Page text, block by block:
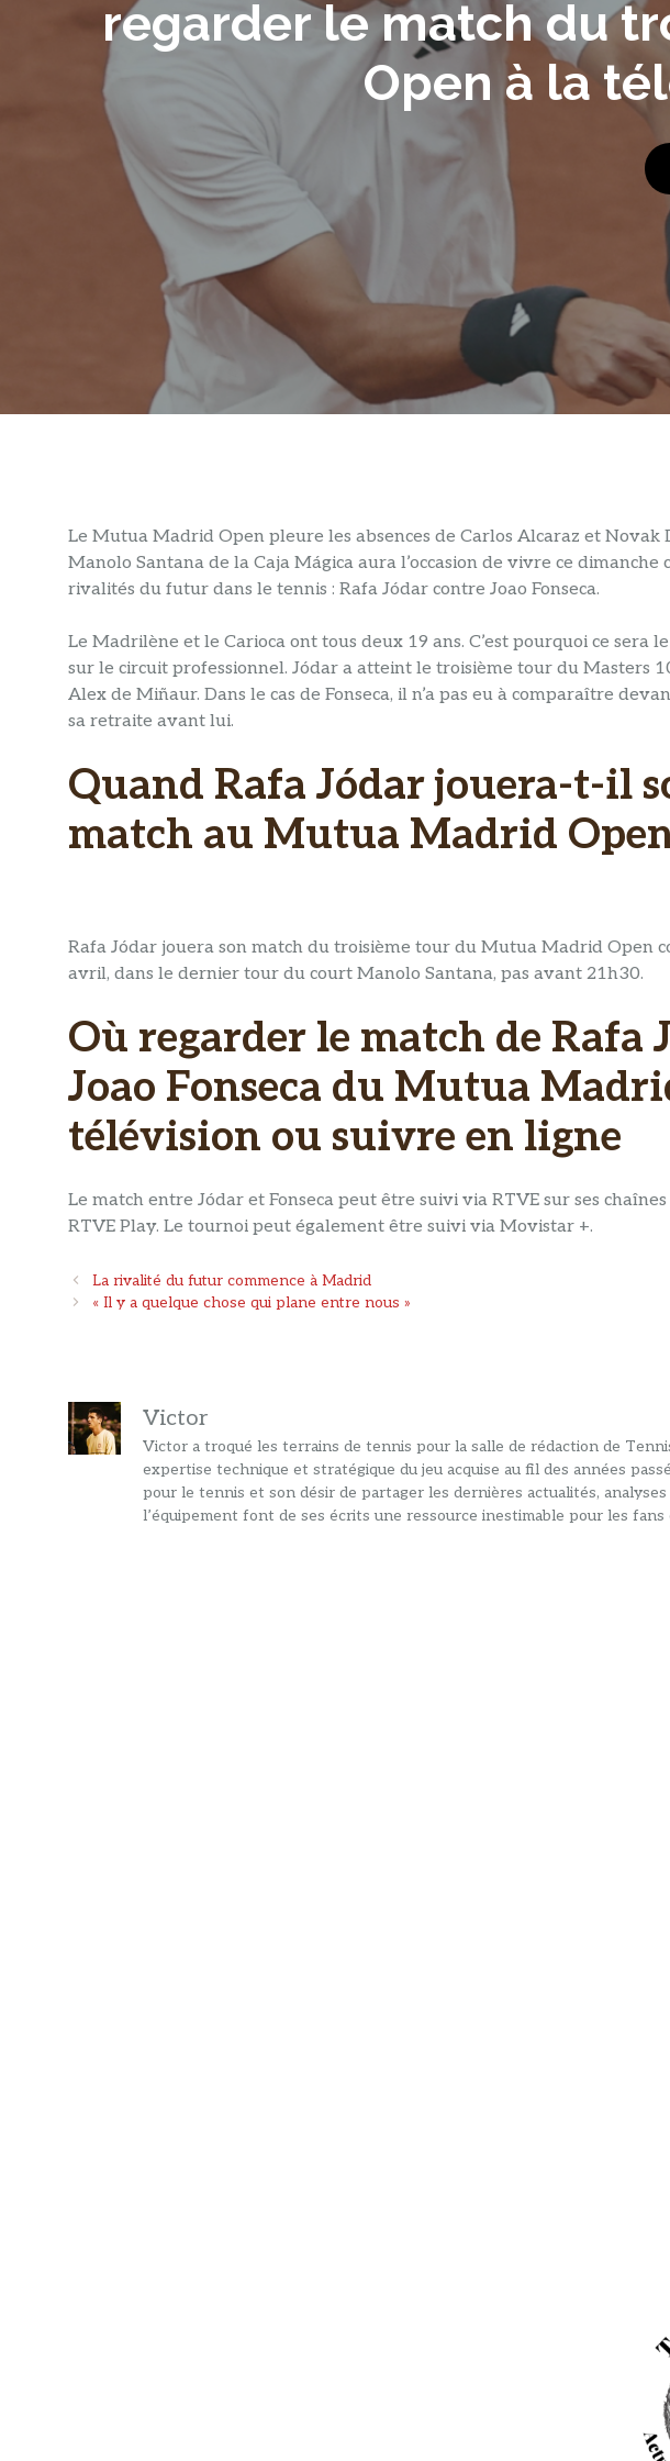
regarder le match du
Open à la
Le Mutua Madrid Open pleure les absences de Carlos Alcaraz et Novak
Manolo Santana de la Caja Mágica aura l’occasion de vivre ce dimanche
rivalités du futur dans le tennis : Rafa Jódar contre Joao Fonseca.
Le Madrilène et le Carioca ont tous deux 19 ans. C’est pourquoi ce sera
sur le circuit professionnel. Jódar a atteint le troisième tour du Masters
Alex de Miñaur. Dans le cas de Fonseca, il n’a pas eu à comparaître
sa retraite avant lui.
Quand Rafa Jódar jouera-t-il
match au Mutua Madrid
Rafa Jódar jouera son match du troisième tour du Mutua Madrid Open
avril, dans le dernier tour du court Manolo Santana, pas avant 21h30.
Où regarder le match de Rafa
Joao Fonseca du Mutua
télévision ou suivre en ligne
Le match entre Jódar et Fonseca peut être suivi via RTVE sur ses
RTVE Play. Le tournoi peut également être suivi via Movistar +.
Navigation
des
La rivalité du futur commence à Madrid
« Il y a quelque chose qui plane entre nous »
Victor
Victor a troqué les terrains de tennis pour la salle de rédaction de
expertise technique et stratégique du jeu acquise au fil des années
pour le tennis et son désir de partager les dernières actualités,
l’équipement font de ses écrits une ressource inestimable pour les